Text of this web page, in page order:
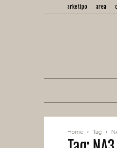
arketipo area
Home Tag